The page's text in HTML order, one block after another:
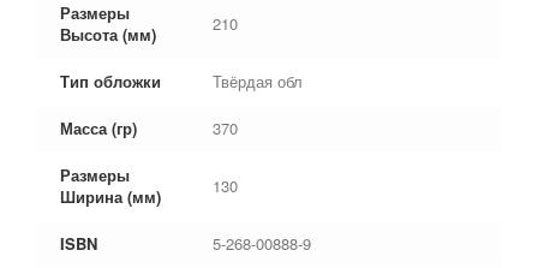
Размеры
Высота (мм)
210
Тип обложки Твёрдая обл
Масса (гр) 370
Размеры
Ширина (мм)
130
ISBN 5-268-00888-9